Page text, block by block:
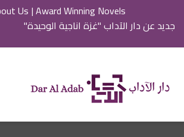
Award Winning Novels |
Us
جديد عن دار الآداب "غزة اناجية الوحيدة"